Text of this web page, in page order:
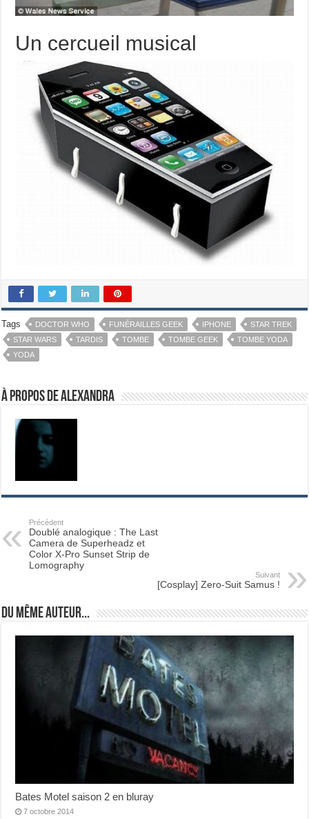
Un cercueil musical
Tags DOCTOR WHO FUNÉRAILLES GEEK IPHONE
STAR TREK
STAR WARS
TARDIS TOMBE TOMBE GEEK
TOMBE YODA
YODA
À propos de Alexandra
Précédent
Doublé analogique : The Last
Camera de Superheadz et
Color X-Pro Sunset Strip de
Lomography
Suivant
[Cosplay] Zero-Suit Samus !
Du même auteur...
Bates Motel saison 2 en bluray
7 octobre 2014